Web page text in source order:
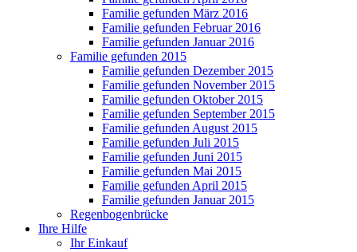
Familie gefunden März 2016
Familie gefunden Februar 2016
Familie gefunden Januar 2016
Familie gefunden 2015
Familie gefunden Dezember 2015
Familie gefunden November 2015
Familie gefunden Oktober 2015
Familie gefunden September 2015
Familie gefunden August 2015
Familie gefunden Juli 2015
Familie gefunden Juni 2015
Familie gefunden Mai 2015
Familie gefunden April 2015
Familie gefunden Januar 2015
Regenbogenbrücke
Ihre Hilfe
Ihr Einkauf